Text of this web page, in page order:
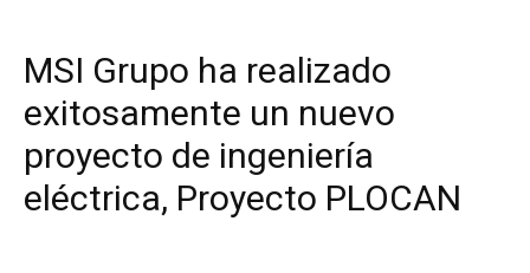
MSI Grupo ha realizado
exitosamente un nuevo
proyecto de ingeniería
eléctrica, Proyecto PLOCAN